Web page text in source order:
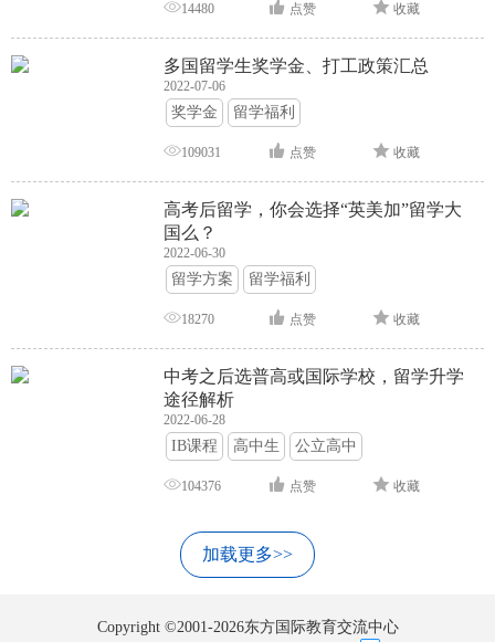
14480 点赞 收藏
多国留学生奖学金、打工政策汇总
2022-07-06
奖学金 留学福利
109031 点赞 收藏
高考后留学，你会选择“英美加”留学大
国么？
2022-06-30
留学方案 留学福利
18270 点赞 收藏
中考之后选普高或国际学校，留学升学
途径解析
2022-06-28
IB课程 高中生 公立高中
104376 点赞 收藏
加载更多>>
Copyright ©2001-2026东方国际教育交流中心